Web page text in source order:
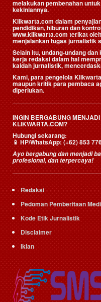
melakukan pembenahan
kekiniannya.
Klikwarta.com dalam
pendidikan, hiburan dan
www.klikwarta.com terikat
menjalankan tugas jurnalistik
Selain itu, undang-undang
kerja redaksi dalam hal
kaidah jurnalistik,
Kami, para pengelola
maupun kritik para pembaca
diperlukan.
INGIN BERGABUNG
KLIKWARTA.COM?
Hubungi sekarang:
📱HP/WhatsApp:(+62) 853
Ayo bergabung dan menjadi
profesional, dan terpercaya!
Redaksi
Pedoman Pemberitaan
Kode Etik Jurnalistik
Disclaimer
Iklan